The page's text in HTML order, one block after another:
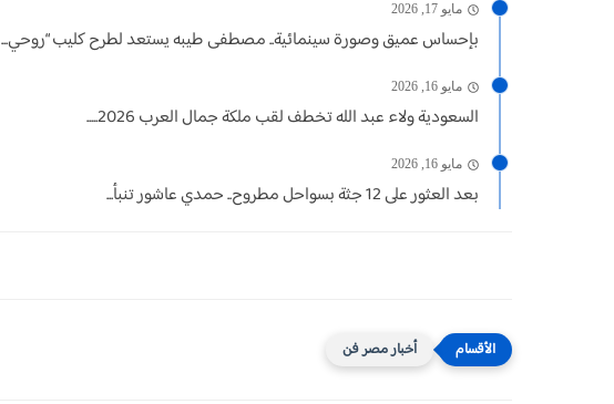
مايو 17, 2026
بإحساس عميق وصورة سينمائية.. مصطفى طيبه يستعد لطرح كليب “روحي...
مايو 16, 2026
السعودية ولاء عبد الله تخطف لقب ملكة جمال العرب 2026.....
مايو 16, 2026
بعد العثور على 12 جثة بسواحل مطروح.. حمدي عاشور تنبأ...
أخبار مصر فن